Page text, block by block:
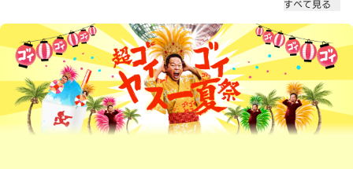
すべて見る
超ゴイゴイヤスー夏祭